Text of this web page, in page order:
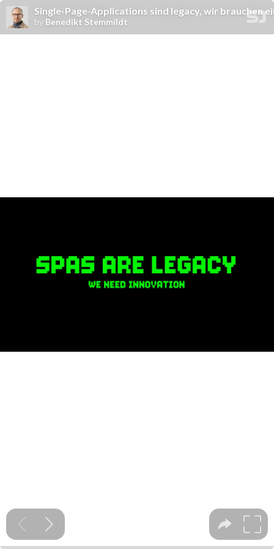
Single-Page-Applications sind legacy, wir brauchen
by Benedikt Stemmildt